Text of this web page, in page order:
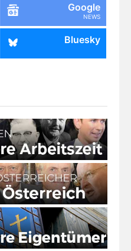
Google
NEWS
Bluesky